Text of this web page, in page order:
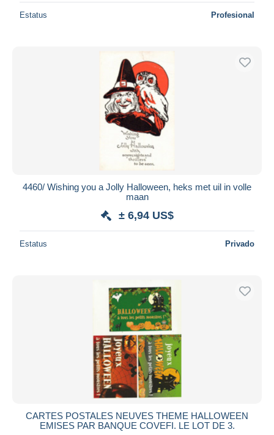
Estatus Profesional
4460/ Wishing you a Jolly Halloween, heks met uil in volle
maan
± 6,94 US$
Estatus Privado
CARTES POSTALES NEUVES THEME HALLOWEEN
EMISES PAR BANQUE COVEFI. LE LOT DE 3.